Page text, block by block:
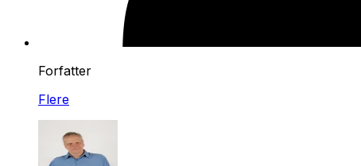
Forfatter
Flere